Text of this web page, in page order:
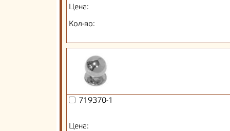
Цена:
Кол-во:
719370-1
Цена: